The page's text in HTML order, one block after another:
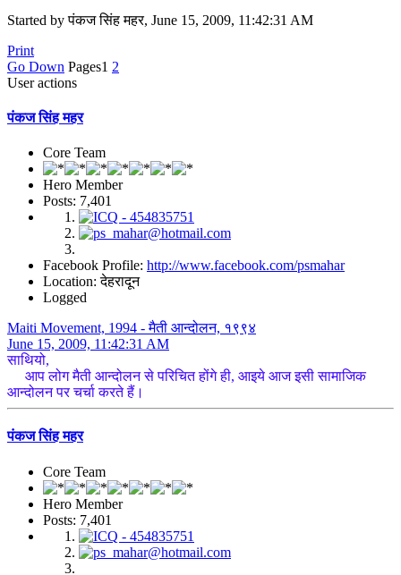
Started by पंकज सिंह महर, June 15, 2009, 11:42:31 AM
Print
Go Down Pages1 2
User actions
पंकज सिंह महर
Core Team
Hero Member
Posts: 7,401
Facebook Profile: http://www.facebook.com/psmahar
Location: देहरादून
Logged
Maiti Movement, 1994 - मैती आन्दोलन, १९९४
June 15, 2009, 11:42:31 AM
साथियो,
आप लोग मैती आन्दोलन से परिचित होंगे ही, आइये आज इसी सामाजिक
आन्दोलन पर चर्चा करते हैं।
पंकज सिंह महर
Core Team
Hero Member
Posts: 7,401